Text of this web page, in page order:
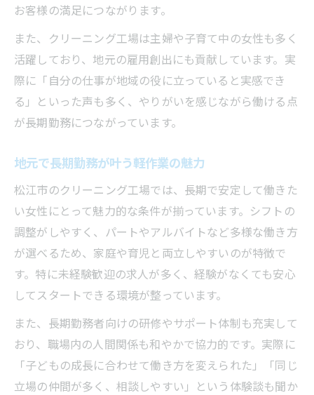
お客様の満足につながります。
また、クリーニング工場は主婦や子育て中の女性も多く
活躍しており、地元の雇用創出にも貢献しています。実
際に「自分の仕事が地域の役に立っていると実感でき
る」といった声も多く、やりがいを感じながら働ける点
が長期勤務につながっています。
地元で長期勤務が叶う軽作業の魅力
松江市のクリーニング工場では、長期で安定して働きた
い女性にとって魅力的な条件が揃っています。シフトの
調整がしやすく、パートやアルバイトなど多様な働き方
が選べるため、家庭や育児と両立しやすいのが特徴で
す。特に未経験歓迎の求人が多く、経験がなくても安心
してスタートできる環境が整っています。
また、長期勤務者向けの研修やサポート体制も充実して
おり、職場内の人間関係も和やかで協力的です。実際に
「子どもの成長に合わせて働き方を変えられた」「同じ
立場の仲間が多く、相談しやすい」という体験談も聞か